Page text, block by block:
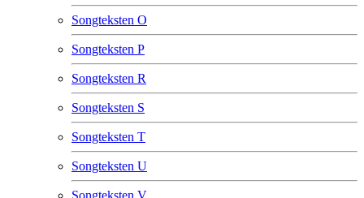
Songteksten O
Songteksten P
Songteksten R
Songteksten S
Songteksten T
Songteksten U
Songteksten V